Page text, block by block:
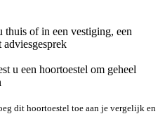
thuis of in een vestiging, een
adviesgesprek
u een hoortoestel om geheel
dit hoortoestel toe aan je vergelijk en